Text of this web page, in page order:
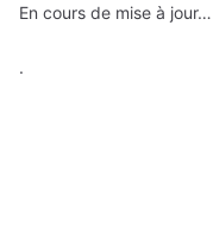
En cours de mise à jour…
.